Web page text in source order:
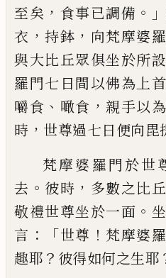
至矣 ， 食事已調備 。」
衣 ， 持鉢 ， 向梵摩婆
與大比丘眾俱坐於所
羅門七日間以佛為上
嚼食 、 噉食 ，親手以
時 ， 世尊過七日便向毘
梵摩婆羅門於世
去 。 彼時 ， 多數之比
敬禮世尊坐於一面 。
言 ：「世尊 ！ 梵摩婆
趣耶 ？ 彼得如何之生耶